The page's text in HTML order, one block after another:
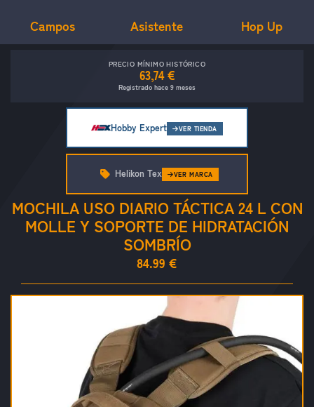
Campos Asistente Hop Up
PRECIO MÍNIMO HISTÓRICO
63,74 €
Registrado hace 9 meses
Hobby Expert VER TIENDA
MOCHILA USO DIARIO TÁCTICA 24 L CON
MOLLE Y SOPORTE DE HIDRATACIÓN
SOMBRÍO
84.99 €
Helikon Tex VER MARCA